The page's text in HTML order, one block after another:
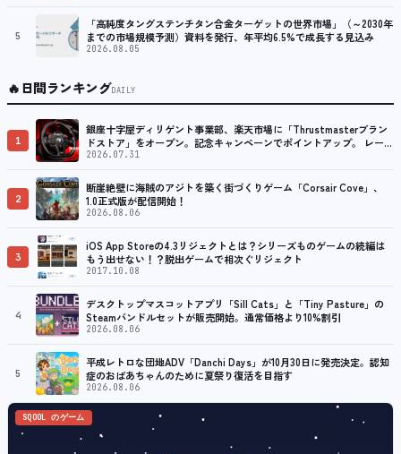
5
「高純度タングステンチタン合金ターゲットの世界市場」（～2030年
までの市場規模予測）資料を発行、年平均6.5%で成長する見込み
2026.08.05
🔥日間ランキングDAILY
1
銀座十字屋ディリゲント事業部、楽天市場に「Thrustmasterブラン
ドストア」をオープン。記念キャンペーンでポイントアップ。 レーシ
ング／フライトシム向けコントローラーを中心に、幅広くラインナッ
2026.07.31
2
断崖絶壁に海賊のアジトを築く街づくりゲーム「Corsair Cove」、
1.0正式版が配信開始！
2026.08.06
3
iOS App Storeの4.3リジェクトとは？シリーズものゲームの続編は
もう出せない！？脱出ゲームで相次ぐリジェクト
2017.10.08
4
デスクトップマスコットアプリ「Sill Cats」と「Tiny Pasture」の
Steamバンドルセットが販売開始。通常価格より10%割引
2026.08.06
5
平成レトロな団地ADV「Danchi Days」が10月30日に発売決定。認知
症のおばあちゃんのために夏祭り復活を目指す
2026.08.06
SQOOL のゲーム